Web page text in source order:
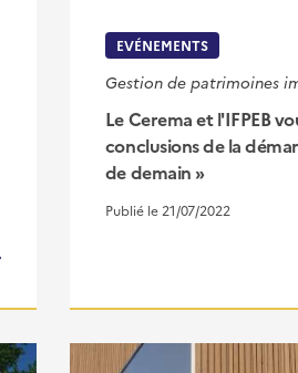
EVÉNEMENTS
Gestion de patrimoines
Le Cerema et l'IFPEB
conclusions de la
de demain »
Publié le 21/07/2022